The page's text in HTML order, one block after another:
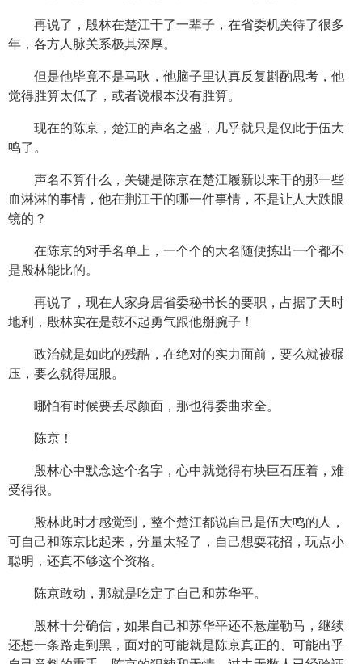
再说了，殷林在楚江干了一辈子，在省委机关待了很多
年，各方人脉关系极其深厚。
但是他毕竟不是马耿，他脑子里认真反复斟酌思考，他
觉得胜算太低了，或者说根本没有胜算。
现在的陈京，楚江的声名之盛，几乎就只是仅此于伍大
鸣了。
声名不算什么，关键是陈京在楚江履新以来干的那一些
血淋淋的事情，他在荆江干的哪一件事情，不是让人大跌眼
镜的？
在陈京的对手名单上，一个个的大名随便拣出一个都不
是殷林能比的。
再说了，现在人家身居省委秘书长的要职，占据了天时
地利，殷林实在是鼓不起勇气跟他掰腕子！
政治就是如此的残酷，在绝对的实力面前，要么就被碾
压，要么就得屈服。
哪怕有时候要丢尽颜面，那也得委曲求全。
陈京！
殷林心中默念这个名字，心中就觉得有块巨石压着，难
受得很。
殷林此时才感觉到，整个楚江都说自己是伍大鸣的人，
可自己和陈京比起来，分量太轻了，自己想耍花招，玩点小
聪明，还真不够这个资格。
陈京敢动，那就是吃定了自己和苏华平。
殷林十分确信，如果自己和苏华平还不悬崖勒马，继续
还想一条路走到黑，面对的可能就是陈京真正的、可能出乎